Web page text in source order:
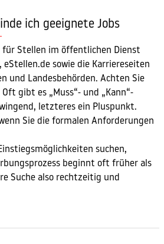
ich geeignete Jobs
für Stellen im öffentlichen Dienst
sowie die Karriereseiten
und Landesbehörden. Achten Sie
gibt es „Muss“- und „Kann“-
letzteres ein Pluspunkt.
Sie die formalen Anforderungen
suchen,
beginnt oft früher als
Suche also rechtzeitig und